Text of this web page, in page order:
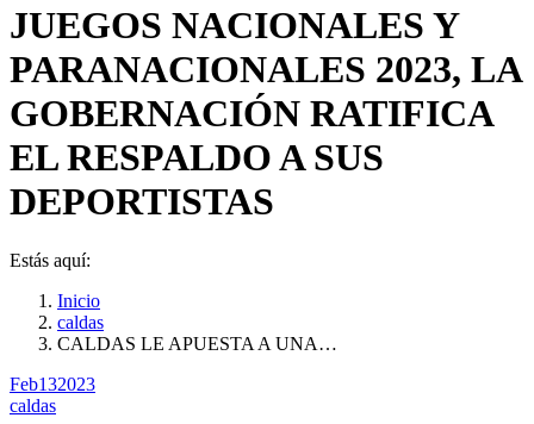
JUEGOS NACIONALES Y
PARANACIONALES 2023, LA
GOBERNACIÓN RATIFICA
EL RESPALDO A SUS
DEPORTISTAS
Estás aquí:
Inicio
caldas
CALDAS LE APUESTA A UNA…
Feb132023
caldas